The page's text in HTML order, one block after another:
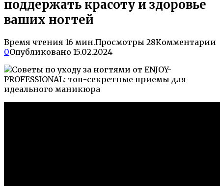
поддержать красоту и здоровье
ваших ногтей
Время чтения 16 мин.Просмотры 28Комментарии
0Опубликовано 15.02.2024